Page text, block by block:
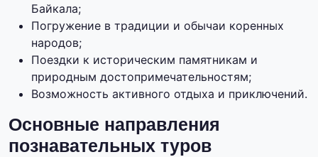
Байкала;
Погружение в традиции и обычаи коренных
народов;
Поездки к историческим памятникам и
природным достопримечательностям;
Возможность активного отдыха и приключений.
Основные направления
познавательных туров